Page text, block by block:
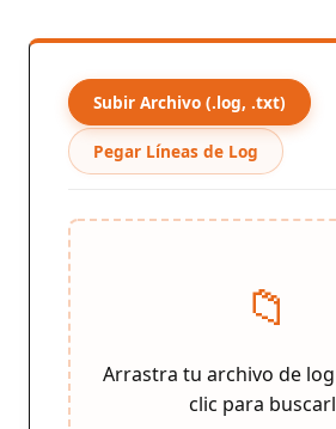
Subir Archivo (.log, .txt)
Pegar Líneas de Log
📁
Arrastra tu archivo de
clic para